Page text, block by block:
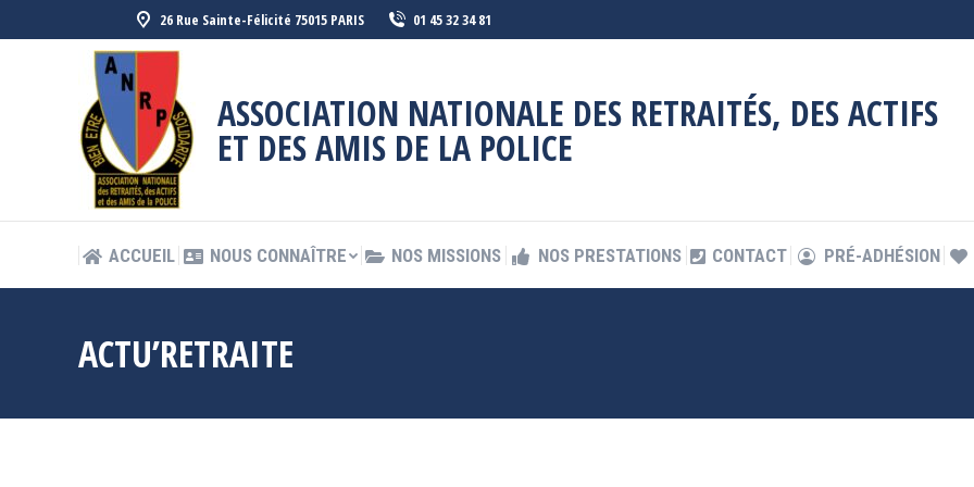
26 Rue Sainte-Félicité 75015 PARIS 01 45 32 34 81
ASSOCIATION NATIONALE DES RETRAITÉS, DES ACTIFS
ET DES AMIS DE LA POLICE
ACCUEIL NOUS CONNAÎTRE NOS MISSIONS NOS PRESTATIONS CONTACT PRÉ-ADHÉSION
ACTU’RETRAITE
ACCUEIL NOUS CONNAÎTRE NOS MISSIONS NOS PRESTATIONS CONTACT PRÉ-ADHÉSION